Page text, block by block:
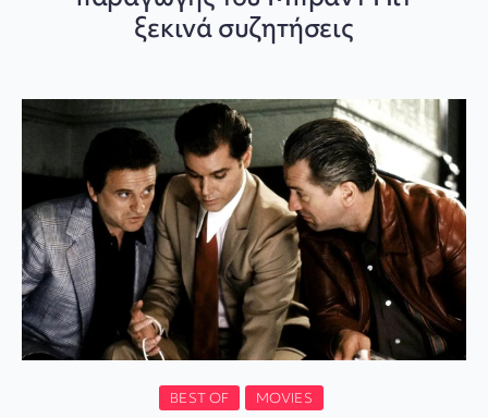
ξεκινά συζητήσεις
BEST OF MOVIES